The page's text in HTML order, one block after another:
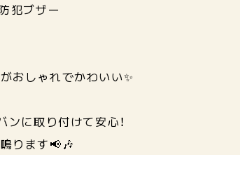
犯ブザー
おしゃれでかわいい✨
ンに取り付けて安心！
ります📢🎶